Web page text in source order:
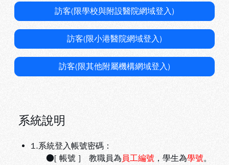
訪客(限學校與附設醫院網域登入)
訪客(限小港醫院網域登入)
訪客(限其他附屬機構網域登入)
系統說明
1.系統登入帳號密碼：
●[ 帳號 ] 教職員為 員工編號 ，學生為學號。